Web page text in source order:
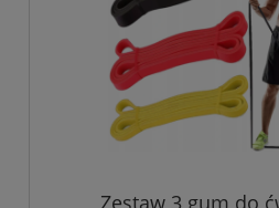
Zestaw 3 gum do